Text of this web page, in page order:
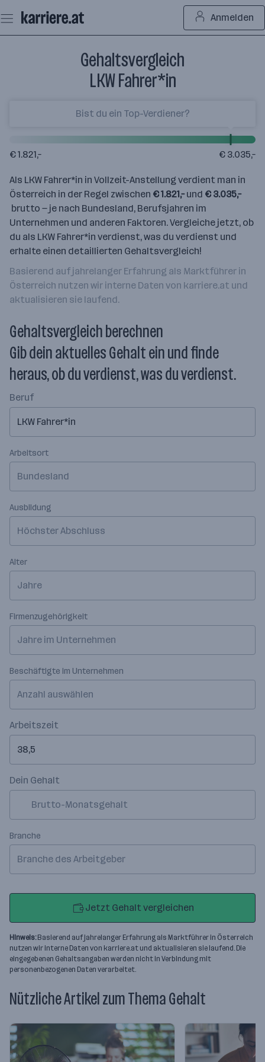
Seiteninhalt
springen
Anmelden
Gehaltsvergleich
LKW Fahrer*in
€ 1.821,– € 3.035,–
Als LKW Fahrer*in in Vollzeit-Anstellung verdient man in
Österreich in der Regel zwischen € 1.821,–und € 3.035,–
brutto — je nach Bundesland, Berufsjahren im
Unternehmen und anderen Faktoren. Vergleiche jetzt, ob
du als LKW Fahrer*in verdienst, was du verdienst und
erhalte einen detaillierten Gehaltsvergleich!
Basierend auf jahrelanger Erfahrung als Marktführer in
Österreich nutzen wir interne Daten von karriere.at und
aktualisieren sie laufend.
Gehaltsvergleich berechnen
Gib dein aktuelles Gehalt ein und finde
heraus, ob du verdienst, was du verdienst.
Beruf
Arbeitsort
Bundesland
Ausbildung
Höchster Abschluss
Alter
Jahre
Firmenzugehörigkeit
Jahre im Unternehmen
Beschäftigte im Unternehmen
Anzahl auswählen
Arbeitszeit
Dein Gehalt
Branche
Branche des Arbeitgeber
Jetzt Gehalt vergleichen
Hinweis:Basierend auf jahrelanger Erfahrung als Marktführer in Österreich
nutzen wir interne Daten von karriere.at und aktualisieren sie laufend. Die
eingegebenen Gehaltsangaben werden nicht in Verbindung mit
personenbezogenen Daten verarbeitet.
Nützliche Artikel zum Thema Gehalt